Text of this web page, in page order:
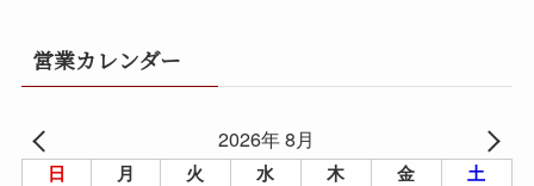
営業カレンダー
2026年 8月
日 月 火 水 木 金 土